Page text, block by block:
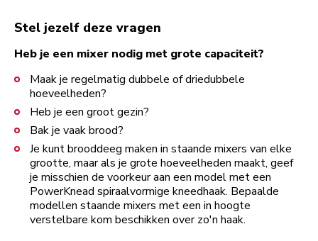
Stel jezelf deze vragen
Heb je een mixer nodig met grote capaciteit?
Maak je regelmatig dubbele of driedubbele
hoeveelheden?
Heb je een groot gezin?
Bak je vaak brood?
Je kunt brooddeeg maken in staande mixers van elke
grootte, maar als je grote hoeveelheden maakt, geef
je misschien de voorkeur aan een model met een
PowerKnead spiraalvormige kneedhaak. Bepaalde
modellen staande mixers met een in hoogte
verstelbare kom beschikken over zo'n haak.